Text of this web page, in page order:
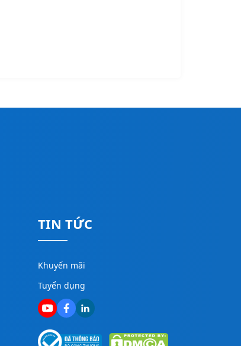
TIN TỨC
Khuyến mãi
Tuyển dụng